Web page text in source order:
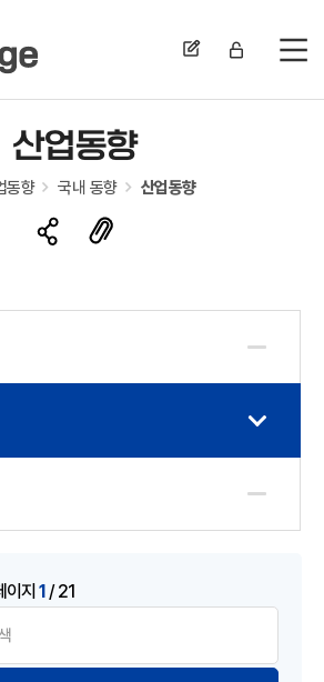
전
산업동향
동향 국내 동향 산업동향
이지1/ 21